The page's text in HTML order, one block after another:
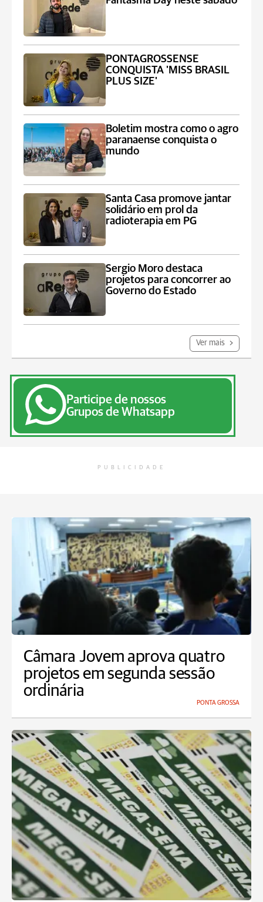
PONTAGROSSENSE
CONQUISTA 'MISS BRASIL
PLUS SIZE'
Boletim mostra como o agro
paranaense conquista o
mundo
Santa Casa promove jantar
solidário em prol da
radioterapia em PG
Sergio Moro destaca
projetos para concorrer ao
Governo do Estado
Ver mais
Participe de nossos
Grupos de Whatsapp
PUBLICIDADE
Câmara Jovem aprova quatro
projetos em segunda sessão
ordinária
PONTA GROSSA